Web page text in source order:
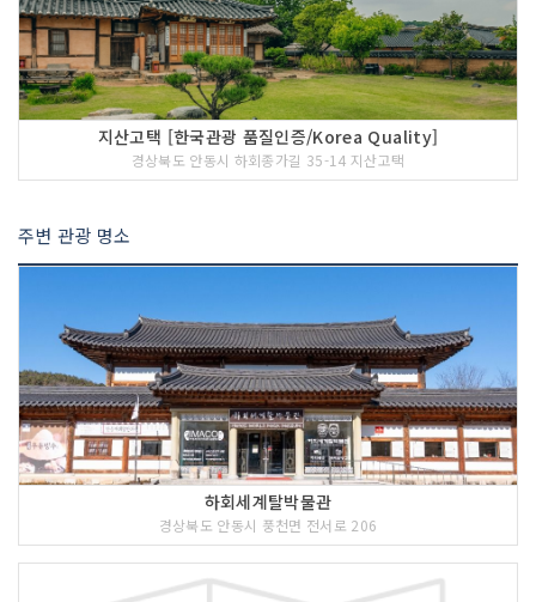
지산고택 [한국관광 품질인증/Korea Quality]
경상북도 안동시 하회종가길 35-14 지산고택
주변 관광 명소
하회세계탈박물관
경상북도 안동시 풍천면 전서로 206